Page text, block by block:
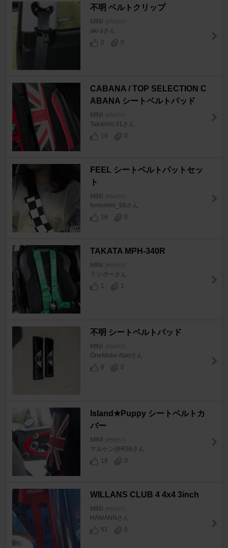
不明 ベルトクリップ
MINI [R56/57]
aki-jiさん
0
0
CABANA / TOP SELECTION C
ABANA シートベルトパッド
MINI [R56/57]
Takahiro.31さん
16
0
FEEL シートベルトパットセッ
ト
MINI [R56/57]
tomomini_98さん
16
0
TAKATA MPH-340R
MINI [R56/57]
ラジボーさん
1
1
不明 シートベルトパッド
MINI [R56/57]
OneMake-Naoさん
8
0
Island★Puppy シートベルトカ
バー
MINI [R56/57]
マルケン@R56さん
18
0
WILLANS CLUB 4 4x4 3inch
MINI [R56/57]
HAMANNさん
51
0